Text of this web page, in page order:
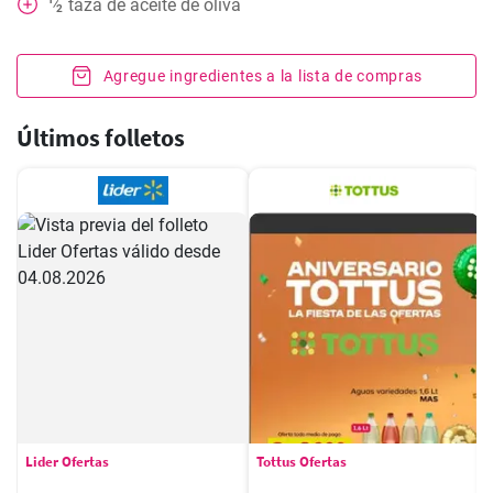
⁄2 taza de aceite de oliva
Agregue ingredientes a la lista de compras
Últimos folletos
Lider Ofertas Tottus Ofertas